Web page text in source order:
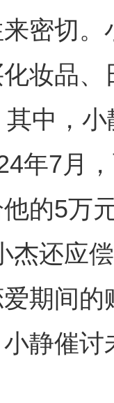
密切
妆品
中，
年7月
的5万
杰还应
期间
静催